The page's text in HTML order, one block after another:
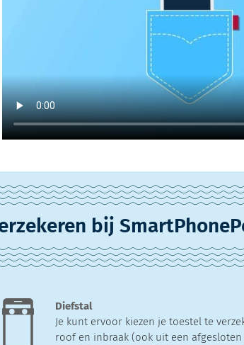
bij
Diefstal
Je kunt ervoor kiezen je toestel te
roof en inbraak (ook uit een